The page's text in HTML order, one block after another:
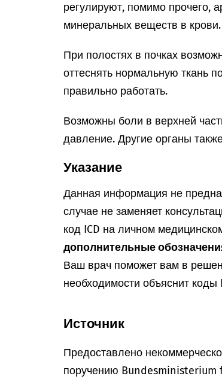
регулируют, помимо прочего,
минеральных веществ в крови.
При полостях в почках
оттеснять нормальную ткань
правильно работать.
Возможны боли в верхней
давление. Другие органы
Указание
Данная информация не
случае не заменяет
код ICD на личном
дополнительные
Ваш врач поможет вам в
необходимости объяснит коды
Источник
Предоставлено
поручению Bundesministerium